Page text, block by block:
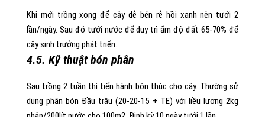
Khi mới trồng xong để cây dễ bén rễ hồi xanh nên tưới 2
lần/ngày. Sau đó tưới nước để duy trì ẩm độ đất 65-70% để
cây sinh trưởng phát triển.
4.5. Kỹ thuật bón phân
Sau trồng 2 tuần thì tiến hành bón thúc cho cây. Thường sử
dụng phân bón Đầu trâu (20-20-15 + TE) với liều lượng 2kg